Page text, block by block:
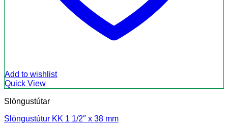
Add to wishlist
Quick View
Slöngustútar
Slöngustútur KK 1 1/2″ x 38 mm